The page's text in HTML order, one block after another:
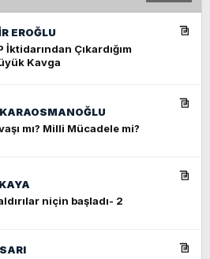
EROĞLU
İktidarından Çıkardığım
Kavga
mı? Milli Mücadele mi?
niçin başladı- 2